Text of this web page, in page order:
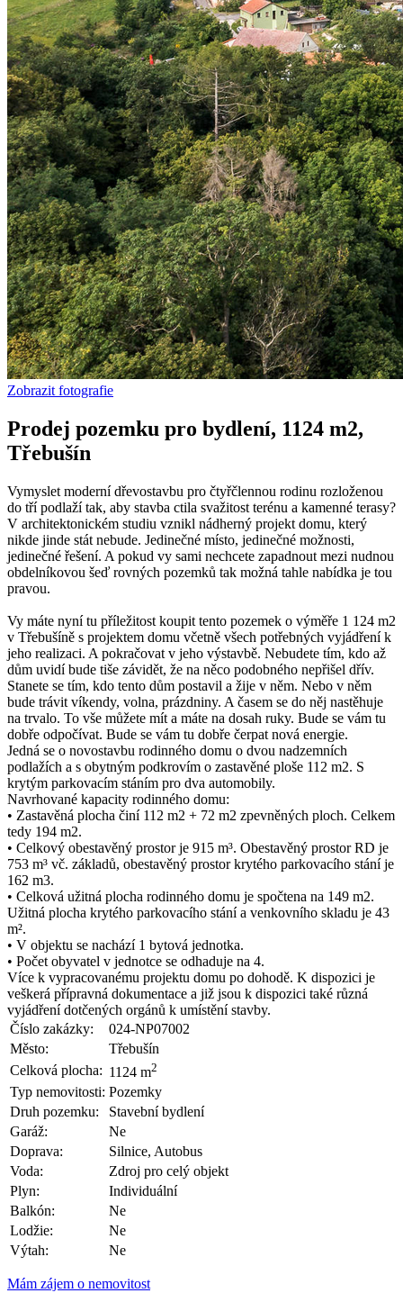
Zobrazit fotografie
Prodej pozemku pro bydlení, 1124 m2,
Třebušín
Vymyslet moderní dřevostavbu pro čtyřčlennou rodinu rozloženou
do tří podlaží tak, aby stavba ctila svažitost terénu a kamenné terasy?
V architektonickém studiu vznikl nádherný projekt domu, který
nikde jinde stát nebude. Jedinečné místo, jedinečné možnosti,
jedinečné řešení. A pokud vy sami nechcete zapadnout mezi nudnou
obdelníkovou šeď rovných pozemků tak možná tahle nabídka je tou
pravou.
Vy máte nyní tu příležitost koupit tento pozemek o výměře 1 124 m2
v Třebušíně s projektem domu včetně všech potřebných vyjádření k
jeho realizaci. A pokračovat v jeho výstavbě. Nebudete tím, kdo až
dům uvidí bude tiše závidět, že na něco podobného nepřišel dřív.
Stanete se tím, kdo tento dům postavil a žije v něm. Nebo v něm
bude trávit víkendy, volna, prázdniny. A časem se do něj nastěhuje
na trvalo. To vše můžete mít a máte na dosah ruky. Bude se vám tu
dobře odpočívat. Bude se vám tu dobře čerpat nová energie.
Jedná se o novostavbu rodinného domu o dvou nadzemních
podlažích a s obytným podkrovím o zastavěné ploše 112 m2. S
krytým parkovacím stáním pro dva automobily.
Navrhované kapacity rodinného domu:
• Zastavěná plocha činí 112 m2 + 72 m2 zpevněných ploch. Celkem
tedy 194 m2.
• Celkový obestavěný prostor je 915 m³. Obestavěný prostor RD je
753 m³ vč. základů, obestavěný prostor krytého parkovacího stání je
162 m3.
• Celková užitná plocha rodinného domu je spočtena na 149 m2.
Užitná plocha krytého parkovacího stání a venkovního skladu je 43
m².
• V objektu se nachází 1 bytová jednotka.
• Počet obyvatel v jednotce se odhaduje na 4.
Více k vypracovanému projektu domu po dohodě. K dispozici je
veškerá přípravná dokumentace a již jsou k dispozici také různá
vyjádření dotčených orgánů k umístění stavby.
Číslo zakázky:
024-NP07002
Město:
Třebušín
Celková plocha: 1124 m2
Typ nemovitosti: Pozemky
Druh pozemku:
Stavební bydlení
Garáž:
Ne
Doprava:
Silnice, Autobus
Voda:
Zdroj pro celý objekt
Plyn:
Individuální
Balkón:
Ne
Lodžie:
Ne
Výtah:
Ne
Mám zájem o nemovitost